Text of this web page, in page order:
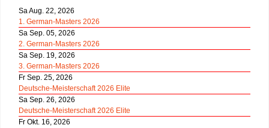
Sa Aug. 22, 2026
1. German-Masters 2026
Sa Sep. 05, 2026
2. German-Masters 2026
Sa Sep. 19, 2026
3. German-Masters 2026
Fr Sep. 25, 2026
Deutsche-Meisterschaft 2026 Elite
Sa Sep. 26, 2026
Deutsche-Meisterschaft 2026 Elite
Fr Okt. 16, 2026